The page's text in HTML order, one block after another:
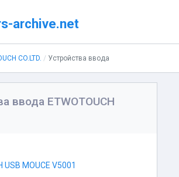
archive.net
CO.LTD. Устройства ввода
ввода ETWOTOUCH
USB MOUCE V5001